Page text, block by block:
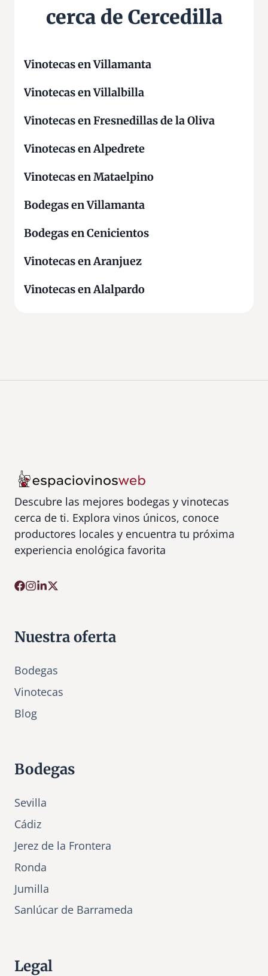
cerca de Cercedilla
Vinotecas en Villamanta
Vinotecas en Villalbilla
Vinotecas en Fresnedillas de la Oliva
Vinotecas en Alpedrete
Vinotecas en Mataelpino
Bodegas en Villamanta
Bodegas en Cenicientos
Vinotecas en Aranjuez
Vinotecas en Alalpardo
Descubre las mejores bodegas y vinotecas
cerca de ti. Explora vinos únicos, conoce
productores locales y encuentra tu próxima
experiencia enológica favorita
Nuestra oferta
Bodegas
Vinotecas
Blog
Bodegas
Sevilla
Cádiz
Jerez de la Frontera
Ronda
Jumilla
Sanlúcar de Barrameda
Legal